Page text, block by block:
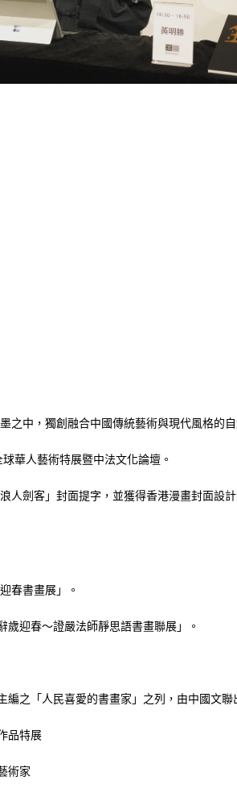
之中，獨創融合中國傳統藝術與現代風格的
華人藝術特展暨中法文化論壇。
人劍客」封面提字，並獲得香港漫畫封面設
春書畫展」。
迎春～證嚴法師靜思語書畫聯展」。
之「人民喜愛的書畫家」之列，由中國文聯
品特展
術家